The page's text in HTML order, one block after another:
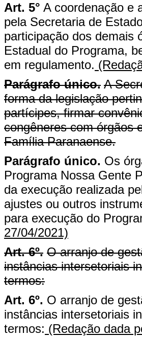
Art. 5° A coordenação e
pela Secretaria de
participação dos demais
Estadual do Programa,
em regulamento.
Parágrafo único. A
forma da legislação
partícipes, firmar
congêneres com órgãos
Família Paranaense.
Parágrafo único. Os
Programa Nossa Gente
da execução realizada
ajustes ou outros
para execução do
27/04/2021)
Art. 6º. O arranjo de
instâncias intersetoriais
termos:
Art. 6º. O arranjo de
instâncias intersetoriais
termos: (Redação dada